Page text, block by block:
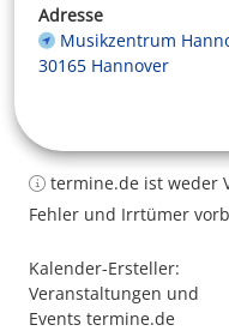
Adresse
Musikzentrum
30165 Hannover
termine.de ist weder
Fehler und Irrtümer
Kalender-Ersteller:
Veranstaltungen und
Events termine.de